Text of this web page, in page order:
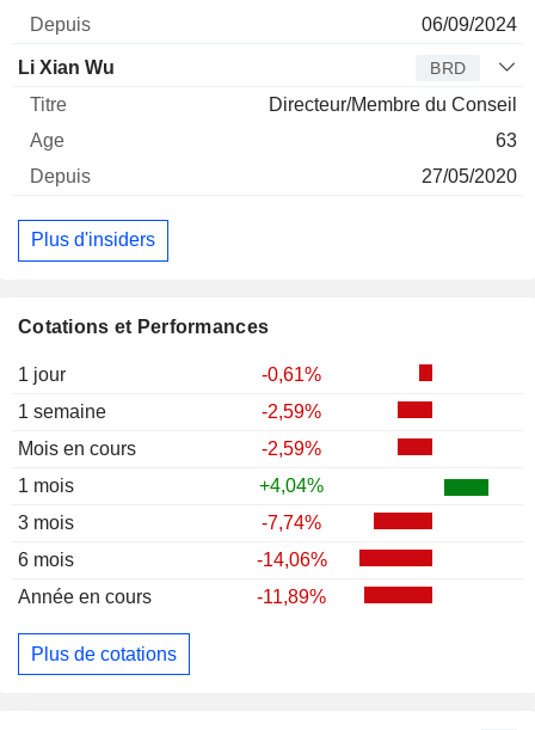
Cotations et Performances
1 jour
-0,61%
1 semaine
-2,59%
Mois en cours
-2,59%
1 mois
+4,04%
3 mois
-7,74%
6 mois
-14,06%
Année en cours
-11,89%
Plus de cotations
06/09/2024
Li Xian Wu BRD
Directeur/Membre du Conseil
63
27/05/2020
Plus d'insiders